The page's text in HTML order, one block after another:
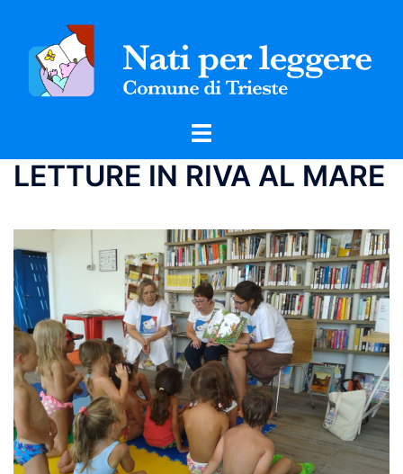
contenuto
Mostra/Nascondi
LETTURE IN RIVA AL MARE